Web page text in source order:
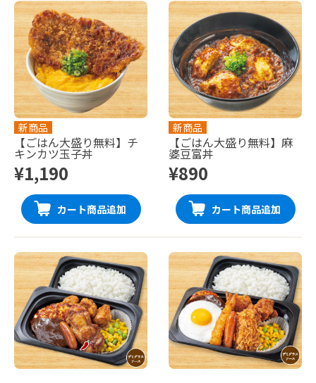
新商品
【ごはん大盛り無料】チ
キンカツ玉子丼
¥1,190
カート商品追加
新商品
【ごはん大盛り無料】麻
婆豆富丼
¥890
カート商品追加